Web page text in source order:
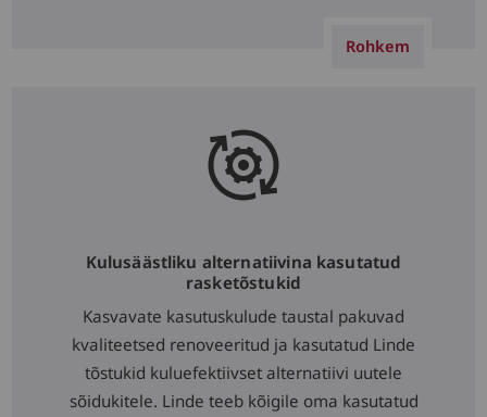
Rohkem
Kulusäästliku alternatiivina kasutatud
rasketõstukid
Kasvavate kasutuskulude taustal pakuvad
kvaliteetsed renoveeritud ja kasutatud Linde
tõstukid kuluefektiivset alternatiivi uutele
sõidukitele. Linde teeb kõigile oma kasutatud